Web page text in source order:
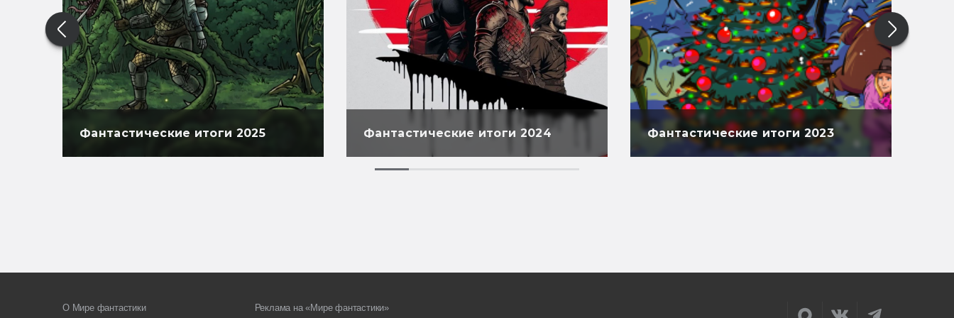
Фантастические итоги 2025 Фантастические итоги 2024 Фантастические итоги 2023
О Мире фантастики Реклама на «Мире фантастики»